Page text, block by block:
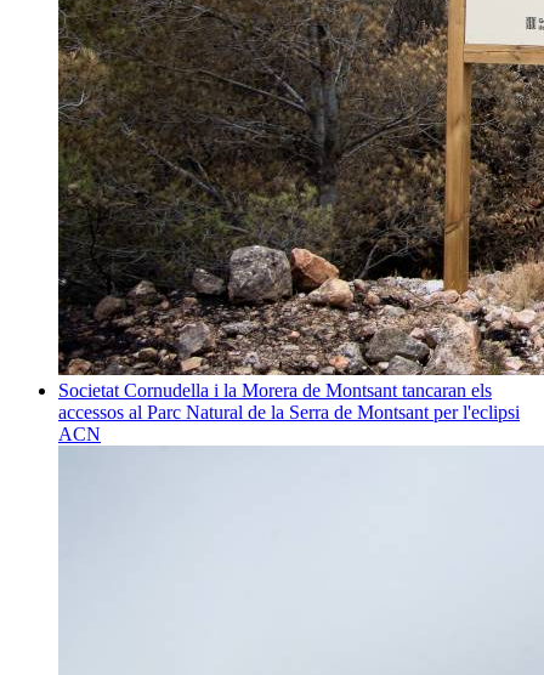
Societat Cornudella i la Morera de Montsant tancaran els
accessos al Parc Natural de la Serra de Montsant per l'eclipsi
ACN